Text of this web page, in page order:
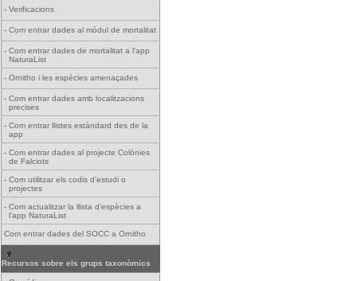
- Verificacions
- Com entrar dades al mòdul de mortalitat
- Com entrar dades de mortalitat a l'app
NaturaList
- Ornitho i les espècies amenaçades
- Com entrar dades amb localitzacions
precises
- Com entrar llistes estàndard des de la
app
- Com entrar dades al projecte Colònies
de Falciots
- Com utilitzar els codis d'estudi o
projectes
- Com actualitzar la llista d'espècies a
l'app NaturaList
Com entrar dades del SOCC a Ornitho
Recursos sobre els grups taxonòmics